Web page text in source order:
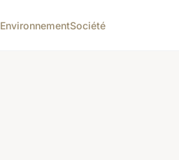
EnvironnementSociété